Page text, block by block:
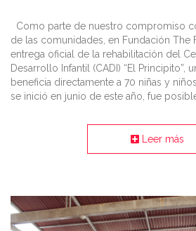
Como parte de nuestro compromiso
de las comunidades, en Fundación The
entrega oficial de la rehabilitación del
Desarrollo Infantil (CADI) “El Principito”,
beneficia directamente a 70 niñas y
se inició en junio de este año, fue
Leer más